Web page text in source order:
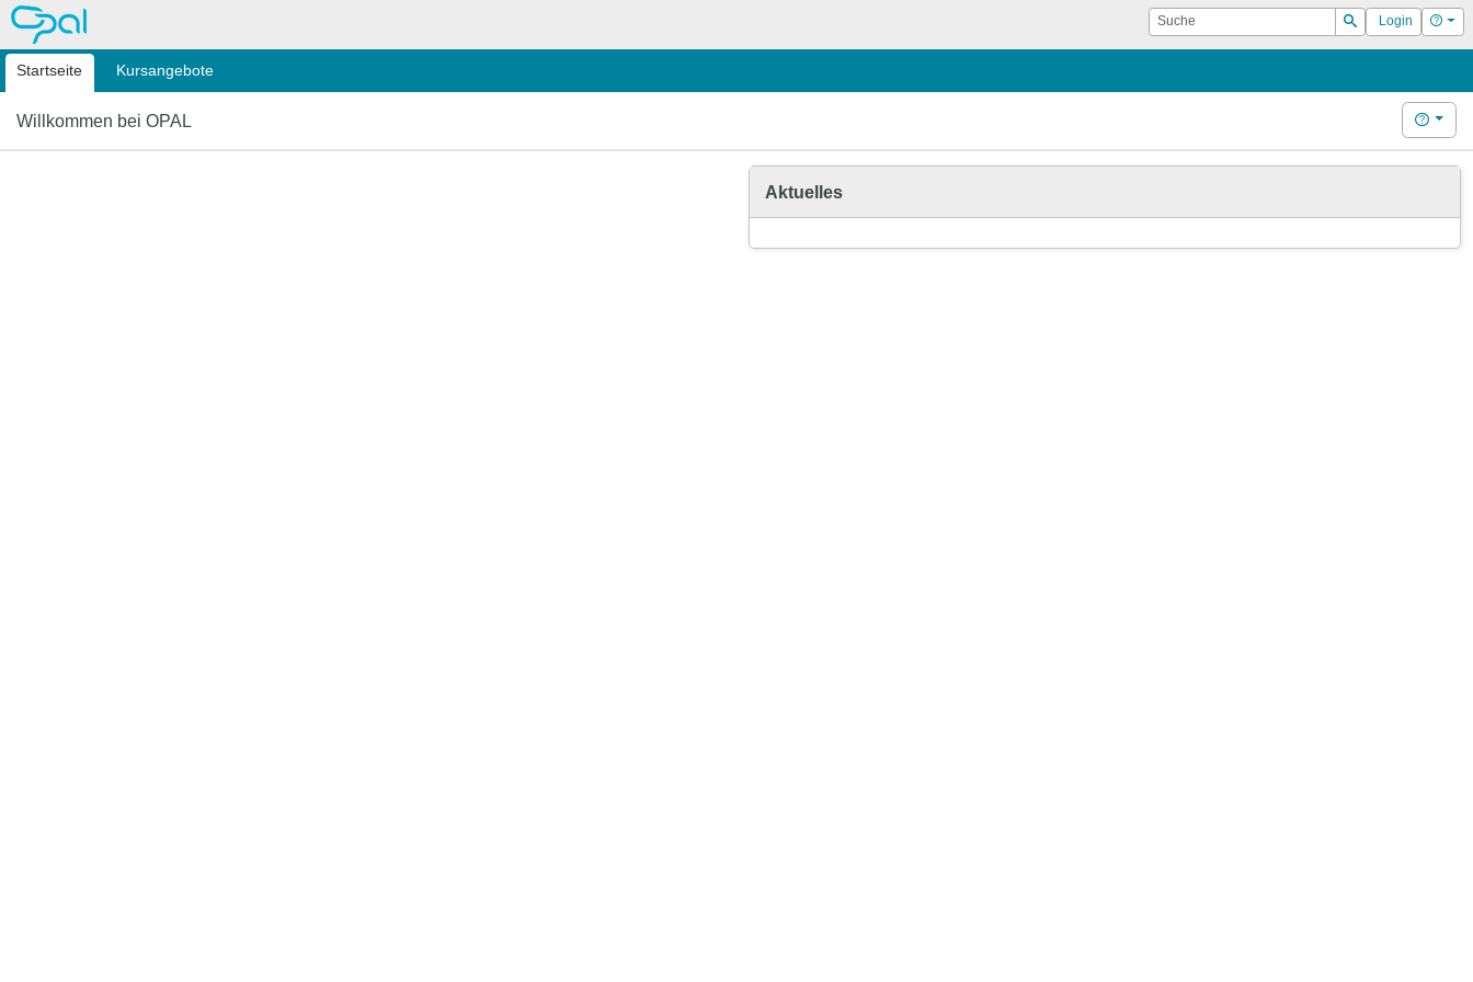
OPAL Suche
Suchen
Login Hilfe
Startseite Kursangebote
Willkommen bei OPAL Hilfe
Aktuelles